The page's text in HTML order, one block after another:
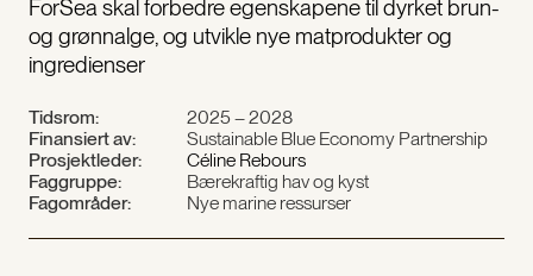
ForSea skal forbedre egenskapene til dyrket brun-
og grønnalge, og utvikle nye matprodukter og
ingredienser
Tidsrom:
2025 – 2028
Finansiert av:
Sustainable Blue Economy Partnership
Prosjektleder:
Céline Rebours
Faggruppe:
Bærekraftig hav og kyst
Fagområder:
Nye marine ressurser